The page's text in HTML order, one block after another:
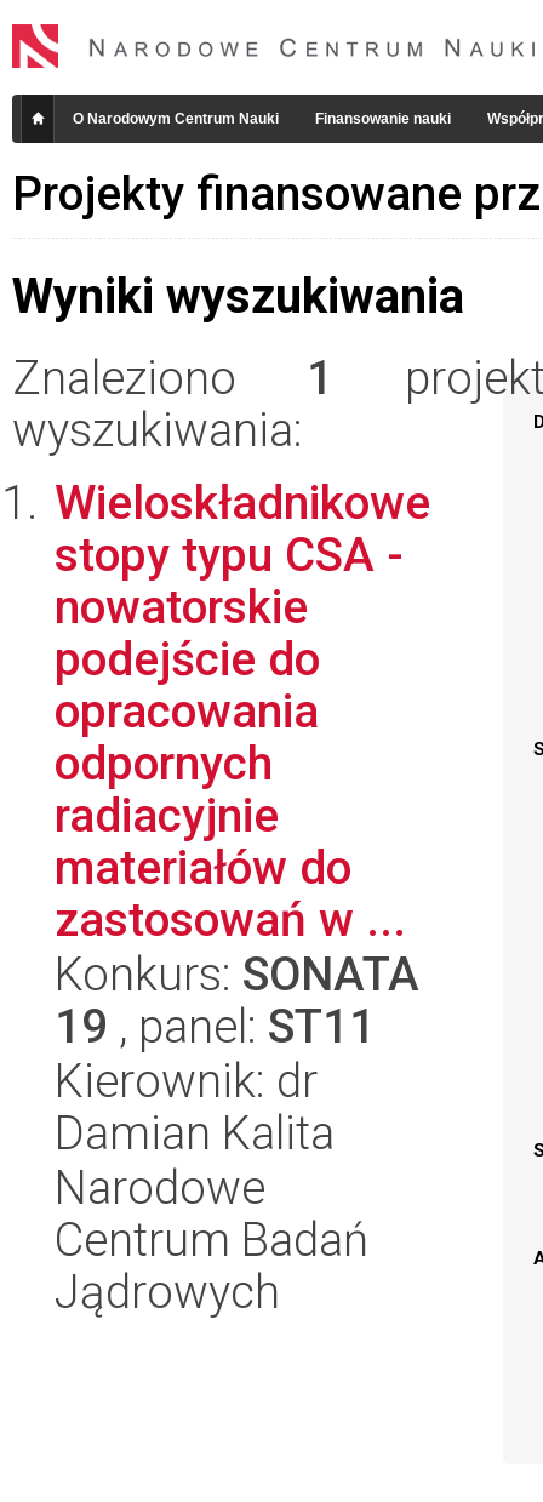
O Narodowym Centrum Nauki Finansowanie nauki
Projekty finansowane
Wyniki wyszukiwania
Znaleziono 1
wyszukiwania:
Wieloskładnikowe
stopy typu CSA -
nowatorskie
podejście do
opracowania
odpornych
radiacyjnie
materiałów do
zastosowań w ...
Konkurs: SONATA
19 , panel: ST11
Kierownik: dr
Damian Kalita
Narodowe
Centrum Badań
Jądrowych